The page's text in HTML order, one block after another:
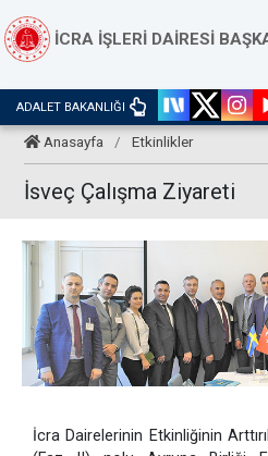
İCRA İŞLERİ DAİRESİ
ADALET BAKANLIĞI
Anasayfa / Etkinlikler
İsveç Çalışma Ziyareti
İcra Dairelerinin Etkinliğinin